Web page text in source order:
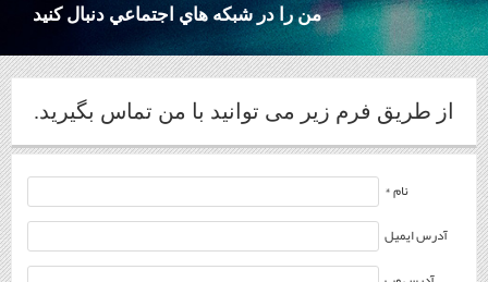
من را در شبكه هاي اجتماعي دنبال كنيد
از طریق فرم زیر می توانید با من تماس بگیرید.
نام *
آدرس ایمیل